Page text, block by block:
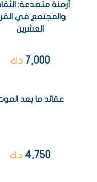
أزمنة متصدعة:
والمجتمع في
العشرين
7,000 د.ك
عقائد ما بعد
4,750 د.ك